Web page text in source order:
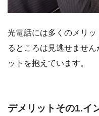
光電話には多くのメリ
るところは見逃せませ
ットを抱えています。
デメリットその1.イ